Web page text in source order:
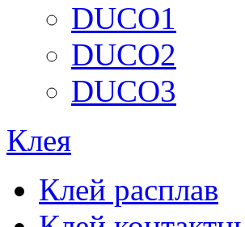
DUCO1
DUCO2
DUCO3
Клея
Клей расплав